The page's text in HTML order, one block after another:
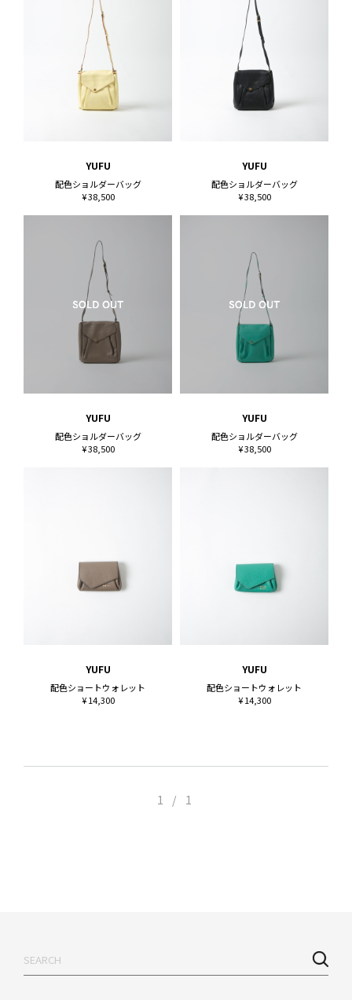
YUFU
配色ショルダーバッグ
¥ 38,500
YUFU
配色ショルダーバッグ
¥ 38,500
YUFU
配色ショルダーバッグ
¥ 38,500
YUFU
配色ショルダーバッグ
¥ 38,500
YUFU
配色ショートウォレット
¥ 14,300
YUFU
配色ショートウォレット
¥ 14,300
1 / 1